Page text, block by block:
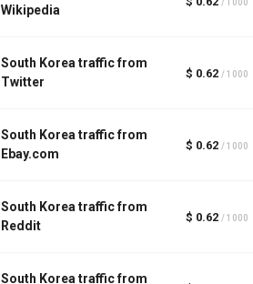
Wikipedia
South Korea traffic from
Twitter
$ 0.62 / 1000
South Korea traffic from
Ebay.com
$ 0.62 / 1000
South Korea traffic from
Reddit
$ 0.62 / 1000
South Korea traffic from